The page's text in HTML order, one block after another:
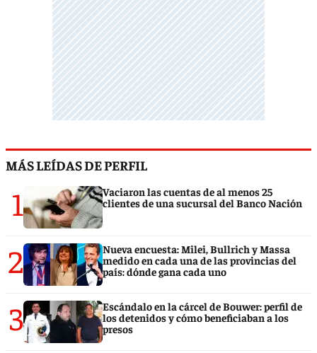
MÁS LEÍDAS DE PERFIL
1
Vaciaron las cuentas de al menos 25
clientes de una sucursal del Banco Nación
2
Nueva encuesta: Milei, Bullrich y Massa
medido en cada una de las provincias del
país: dónde gana cada uno
3
Escándalo en la cárcel de Bouwer: perfil de
los detenidos y cómo beneficiaban a los
presos